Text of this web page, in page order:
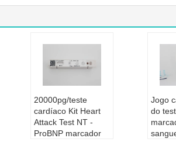
20000pg/teste
cardíaco Kit Heart
Attack Test NT -
ProBNP marcador
Jogo
do